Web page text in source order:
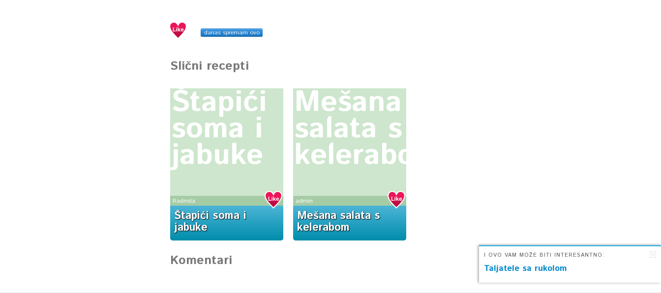
danas spremam ovo
Slični recepti
Štapići
soma i
jabuke
Radmila
Štapići soma i
jabuke
Mešana
salata s
kelerabom
admin
Mešana salata s
kelerabom
Komentari I OVO VAM MOŽE BITI INTERESANTNO:
Taljatele sa rukolom